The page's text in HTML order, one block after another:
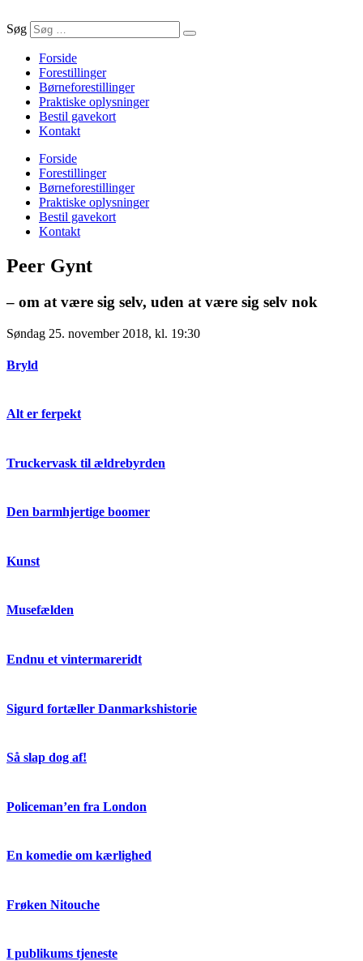
Søg
Forside
Forestillinger
Børneforestillinger
Praktiske oplysninger
Bestil gavekort
Kontakt
Forside
Forestillinger
Børneforestillinger
Praktiske oplysninger
Bestil gavekort
Kontakt
Peer Gynt
– om at være sig selv, uden at være sig selv nok
Søndag 25. november 2018, kl. 19:30
Bryld
Alt er ferpekt
Truckervask til ældrebyrden
Den barmhjertige boomer
Kunst
Musefælden
Endnu et vintermareridt
Sigurd fortæller Danmarkshistorie
Så slap dog af!
Policeman’en fra London
En komedie om kærlighed
Frøken Nitouche
I publikums tjeneste